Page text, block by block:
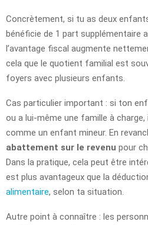
Concrètement, si tu as deux
bénéficie de 1 part supplémentaire
l’avantage fiscal augmente
cela que le quotient familial est
foyers avec plusieurs enfants.
Cas particulier important : si ton
ou a lui-même une famille à charge,
comme un enfant mineur. En
abattement sur le revenu pour
Dans la pratique, cela peut être
est plus avantageux que la
alimentaire, selon ta situation.
Autre point à connaître : les